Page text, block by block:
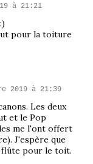
à 21:21
pour la toiture
2019 à 21:39
Les deux
et le Pop
me l'ont offert
J'espère que
flûte pour le toit.